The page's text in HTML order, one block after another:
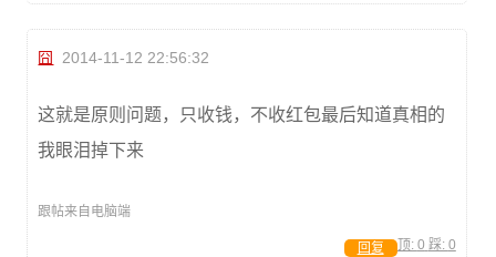
囧 2014-11-12 22:56:32
这就是原则问题，只收钱，不收红包最后知道真相的
我眼泪掉下来
跟帖来自电脑端
顶: 0 踩: 0
回复